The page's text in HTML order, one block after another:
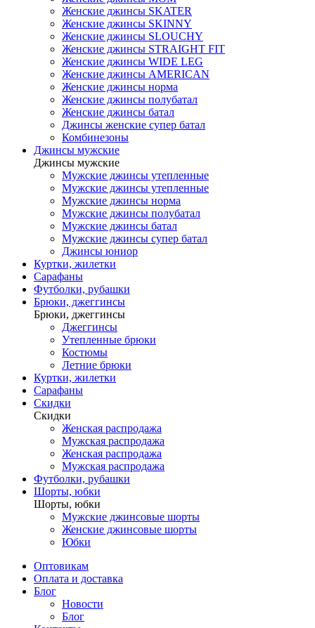
Женские джинсы SKATER
Женские джинсы SKINNY
Женские джинсы SLOUCHY
Женские джинсы STRAIGHT FIT
Женские джинсы WIDE LEG
Женские джинсы AMERICAN
Женские джинсы норма
Женские джинсы полубатал
Женские джинсы батал
Джинсы женские супер батал
Комбинезоны
Джинсы мужские
Джинсы мужские
Мужские джинсы утепленные
Мужские джинсы утепленные
Мужские джинсы норма
Мужские джинсы полубатал
Мужские джинсы батал
Мужские джинсы супер батал
Джинсы юниор
Куртки, жилетки
Сарафаны
Футболки, рубашки
Брюки, джеггинсы
Брюки, джеггинсы
Джеггинсы
Утепленные брюки
Костюмы
Летние брюки
Куртки, жилетки
Сарафаны
Скидки
Скидки
Женская распродажа
Мужская распродажа
Женская распродажа
Мужская распродажа
Футболки, рубашки
Шорты, юбки
Шорты, юбки
Мужские джинсовые шорты
Женские джинсовые шорты
Юбки
Оптовикам
Оплата и доставка
Блог
Новости
Блог